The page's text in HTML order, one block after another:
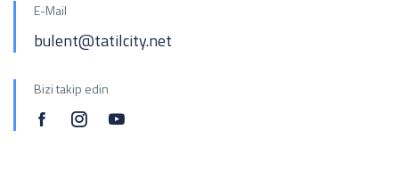
E-Mail
bulent@tatilcity.net
Bizi takip edin